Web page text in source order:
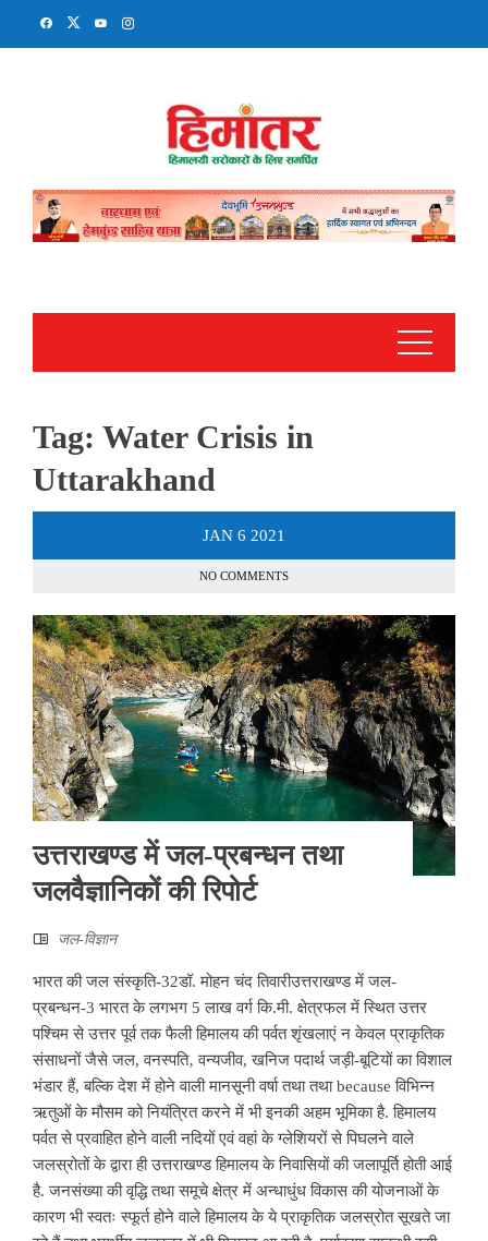
Tag: Water Crisis in
Uttarakhand
JAN 6 2021
NO COMMENTS
उत्तराखण्ड में जल-प्रबन्धन तथा
जलवैज्ञानिकों की रिपोर्ट
जल-विज्ञान
भारत की जल संस्कृति-32डॉ. मोहन चंद तिवारीउत्तराखण्ड में जल-
प्रबन्धन-3 भारत के लगभग 5 लाख वर्ग कि.मी. क्षेत्रफल में स्थित उत्तर
पश्चिम से उत्तर पूर्व तक फैली हिमालय की पर्वत शृंखलाएं न केवल प्राकृतिक
संसाधनों जैसे जल, वनस्पति‚ वन्यजीव, खनिज पदार्थ जड़ी-बूटियों का विशाल
भंडार हैं, बल्कि देश में होने वाली मानसूनी वर्षा तथा तथा because विभिन्न
ऋतुओं के मौसम को नियंत्रित करने में भी इनकी अहम भूमिका है. हिमालय
पर्वत से प्रवाहित होने वाली नदियों एवं वहां के ग्लेशियरों से पिघलने वाले
जलस्रोतों के द्वारा ही उत्तराखण्ड हिमालय के निवासियों की जलापूर्ति होती आई
है. जनसंख्या की वृद्धि तथा समूचे क्षेत्र में अन्धाधुंध विकास की योजनाओं के
कारण भी स्वतः स्फूर्त होने वाले हिमालय के ये प्राकृतिक जलस्रोत सूखते जा